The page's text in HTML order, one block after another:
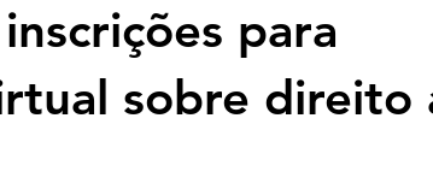
para
sobre direito